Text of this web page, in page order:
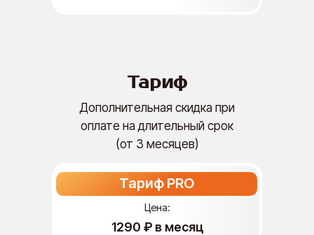
Тариф
Дополнительная скидка при
оплате на длительный срок
(от 3 месяцев)
Тариф PRO
Цена:
1290 ₽ в месяц